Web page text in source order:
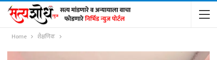
Home शैक्षणिक